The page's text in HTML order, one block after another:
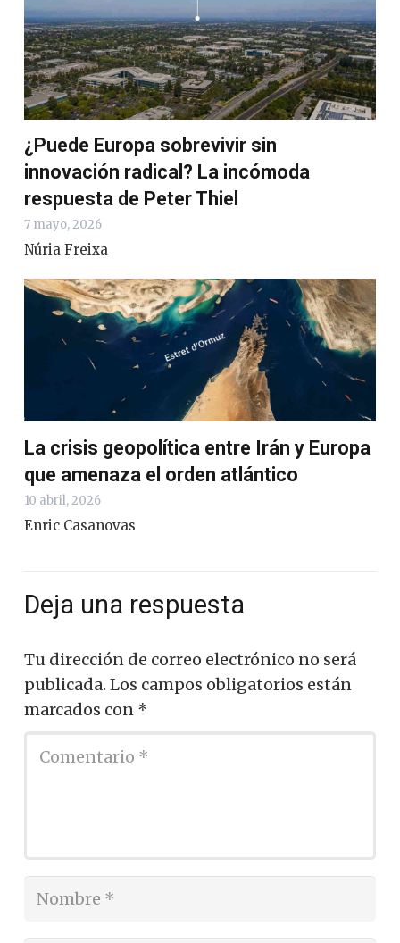
¿Puede Europa sobrevivir sin
innovación radical? La incómoda
respuesta de Peter Thiel
7 mayo, 2026
Núria Freixa
La crisis geopolítica entre Irán y Europa
que amenaza el orden atlántico
10 abril, 2026
Enric Casanovas
Deja una respuesta
Tu dirección de correo electrónico no será
publicada. Los campos obligatorios están
marcados con *